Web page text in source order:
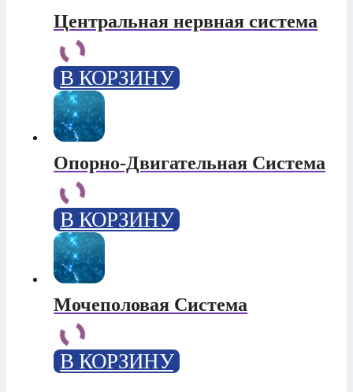
Центральная нервная система
В КОРЗИНУ
Опорно-Двигательная Система
В КОРЗИНУ
Мочеполовая Система
В КОРЗИНУ